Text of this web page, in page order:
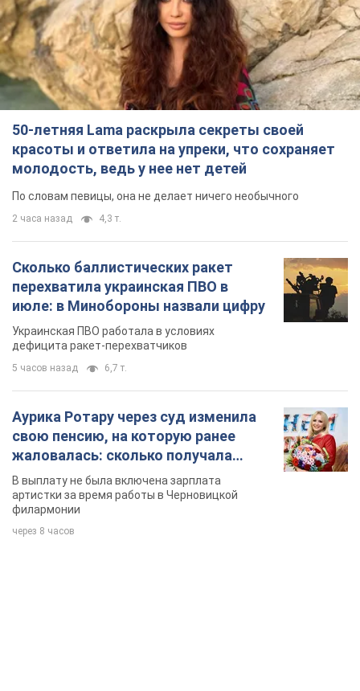
50-летняя Lama раскрыла секреты своей
красоты и ответила на упреки, что сохраняет
молодость, ведь у нее нет детей
По словам певицы, она не делает ничего необычного
2 часа назад 4,3 т.
Сколько баллистических ракет
перехватила украинская ПВО в
июле: в Минобороны назвали цифру
Украинская ПВО работала в условиях
дефицита ракет-перехватчиков
5 часов назад 6,7 т.
Аурика Ротару через суд изменила
свою пенсию, на которую ранее
жаловалась: сколько получала
певица
В выплату не была включена зарплата
артистки за время работы в Черновицкой
филармонии
через 8 часов